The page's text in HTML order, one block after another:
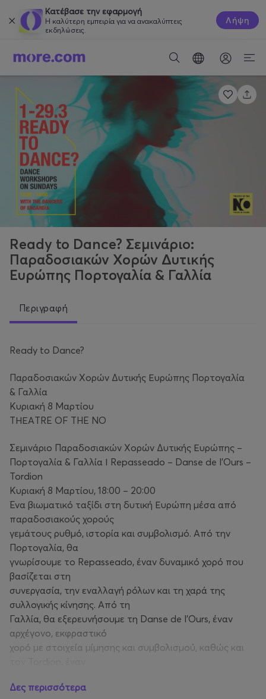
Κατέβασε την εφαρμογή
Η καλύτερη εμπειρία για να ανακαλύπτεις
εκδηλώσεις.
Λήψη
Ready to Dance? Σεμινάριο:
Παραδοσιακών Χορών Δυτικής
Ευρώπης Πορτογαλία & Γαλλία
Περιγραφή
Ready to Dance?
Παραδοσιακών Χορών Δυτικής Ευρώπης Πορτογαλία
& Γαλλία
Κυριακή 8 Μαρτίου
ΤΗΕΑTRE OF THE NO
Σεμινάριο Παραδοσιακών Χορών Δυτικής Ευρώπης –
Πορτογαλία & Γαλλία Ι Repasseado – Danse de l’Ours –
Tordion
Κυριακή 8 Μαρτίου, 18:00 – 20:00
Ένα βιωματικό ταξίδι στη δυτική Ευρώπη μέσα από
παραδοσιακούς χορούς
γεμάτους ρυθμό, ιστορία και συμβολισμό. Από την
Πορτογαλία, θα
γνωρίσουμε το Repasseado, έναν δυναμικό χορό που
βασίζεται στη
συνεργασία, την εναλλαγή ρόλων και τη χαρά της
συλλογικής κίνησης. Από τη
Γαλλία, θα εξερευνήσουμε τη Danse de l’Ours, έναν
αρχέγονο, εκφραστικό
χορό με στοιχεία μίμησης και συμβολισμού, καθώς και
παιχνιδιάρικη διάθεση.
Δες περισσότερα